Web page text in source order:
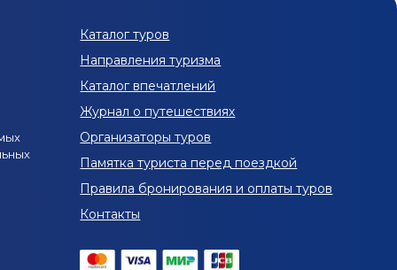
Туры на Байкал из Тольятти
в Краснодарский край в апреле
Рыболовные туры по России на 1-3 дня
Рыболовные туры в Якутии на 5-7 дней
Каталог туров
Направления туризма
Каталог впечатлений
Журнал о путешествиях
Организаторы туров
Памятка туриста перед поездкой
Правила бронирования и оплаты туров
Контакты